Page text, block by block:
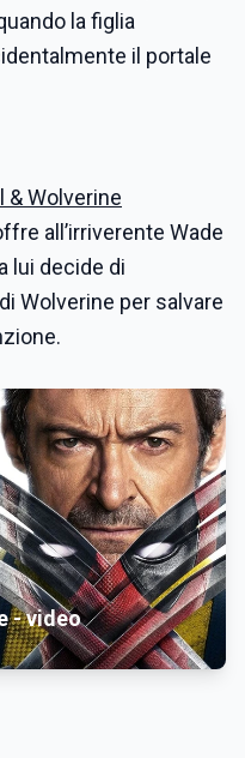
la figlia
il portale
& Wolverine
all’irriverente Wade
lui decide di
Wolverine per salvare
- video